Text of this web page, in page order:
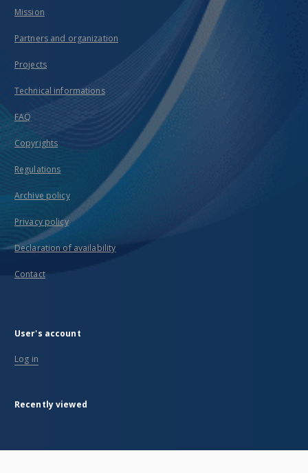
Mission
Partners and organization
Projects
Technical informations
FAQ
Copyrights
Regulations
Archive policy
Privacy policy
Declaration of availability
Contact
User's account
Log in
Recently viewed